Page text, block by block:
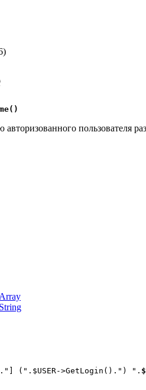
пользователя
(".$USER->GetLogin().") ".